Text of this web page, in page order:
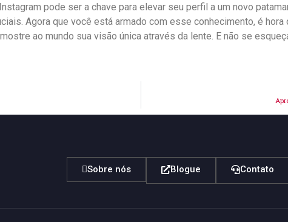
pode⁣ ser a chave para ​elevar‌ seu⁤ perfil a um novo
Agora que​ você está armado com esse‍ conhecimento, é
ao mundo sua visão única através da lente. E não ‍se
Sobre nós Blogue Contato